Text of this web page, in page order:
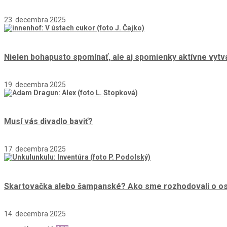
23. decembra 2025
Nielen bohapusto spomínať, ale aj spomienky aktívne
19. decembra 2025
Musí vás divadlo baviť?
17. decembra 2025
Skartovačka alebo šampanské? Ako sme rozhodovali o
14. decembra 2025